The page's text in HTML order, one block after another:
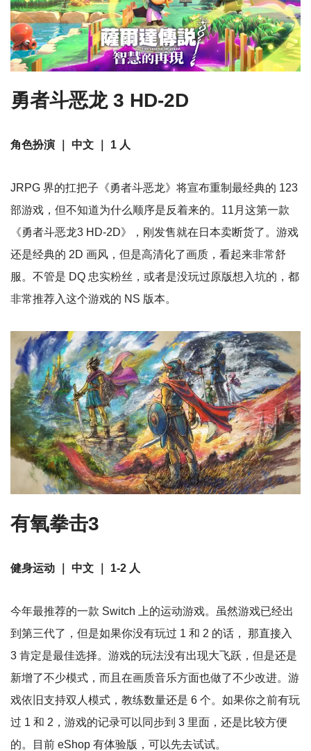
勇者斗恶龙 3 HD-2D
角色扮演 ｜ 中文 ｜ 1 人
JRPG 界的扛把子《勇者斗恶龙》将宣布重制最经典的 123
部游戏，但不知道为什么顺序是反着来的。11月这第一款
《勇者斗恶龙3 HD-2D》，刚发售就在日本卖断货了。游戏
还是经典的 2D 画风，但是高清化了画质，看起来非常舒
服。不管是 DQ 忠实粉丝，或者是没玩过原版想入坑的，都
非常推荐入这个游戏的 NS 版本。
有氧拳击3
健身运动 ｜ 中文 ｜ 1-2 人
今年最推荐的一款 Switch 上的运动游戏。虽然游戏已经出
到第三代了，但是如果你没有玩过 1 和 2 的话， 那直接入
3 肯定是最佳选择。游戏的玩法没有出现大飞跃，但是还是
新增了不少模式，而且在画质音乐方面也做了不少改进。游
戏依旧支持双人模式，教练数量还是 6 个。如果你之前有玩
过 1 和 2，游戏的记录可以同步到 3 里面，还是比较方便
的。目前 eShop 有体验版，可以先去试试。